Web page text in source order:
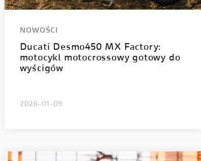
NOWOŚCI
Ducati Desmo450 MX Factory:
motocykl motocrossowy gotowy do
wyścigów
2026-01-09